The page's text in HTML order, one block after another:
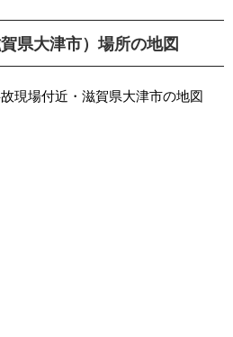
県大津市）場所の地図
現場付近・滋賀県大津市の地図